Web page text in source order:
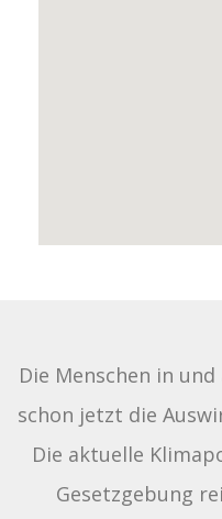
Die Menschen in
schon jetzt die
Die aktuelle
Gesetzgebung